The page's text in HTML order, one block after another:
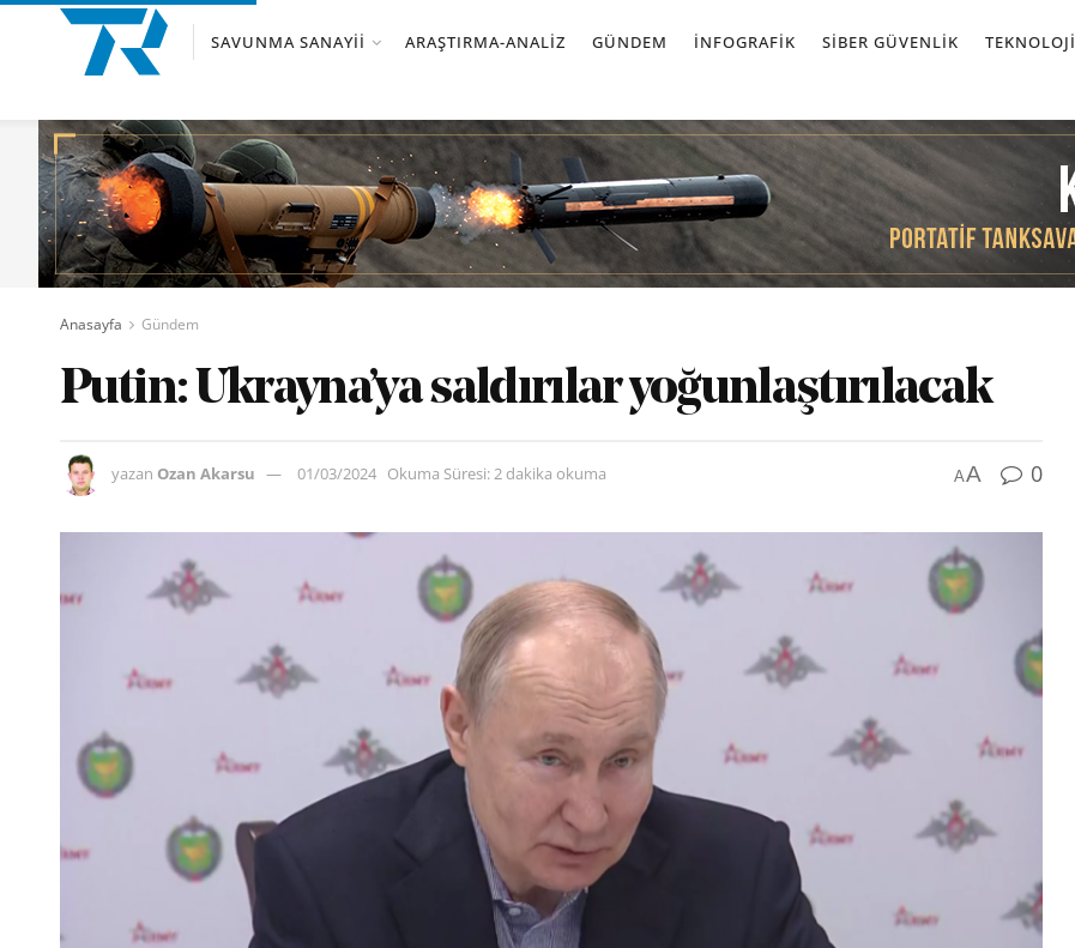
SAVUNMA SANAYII ARAŞTIRMA-ANALIZ GÜNDEM İNFOGRAFIK SIBER GÜVENLIK TEKNOLOJI
Anasayfa Gündem
Putin: Ukrayna’ya saldırılar yoğunlaştırılacak
yazan Ozan Akarsu 01/03/2024 Okuma Süresi: 2 dakika okuma AA 0